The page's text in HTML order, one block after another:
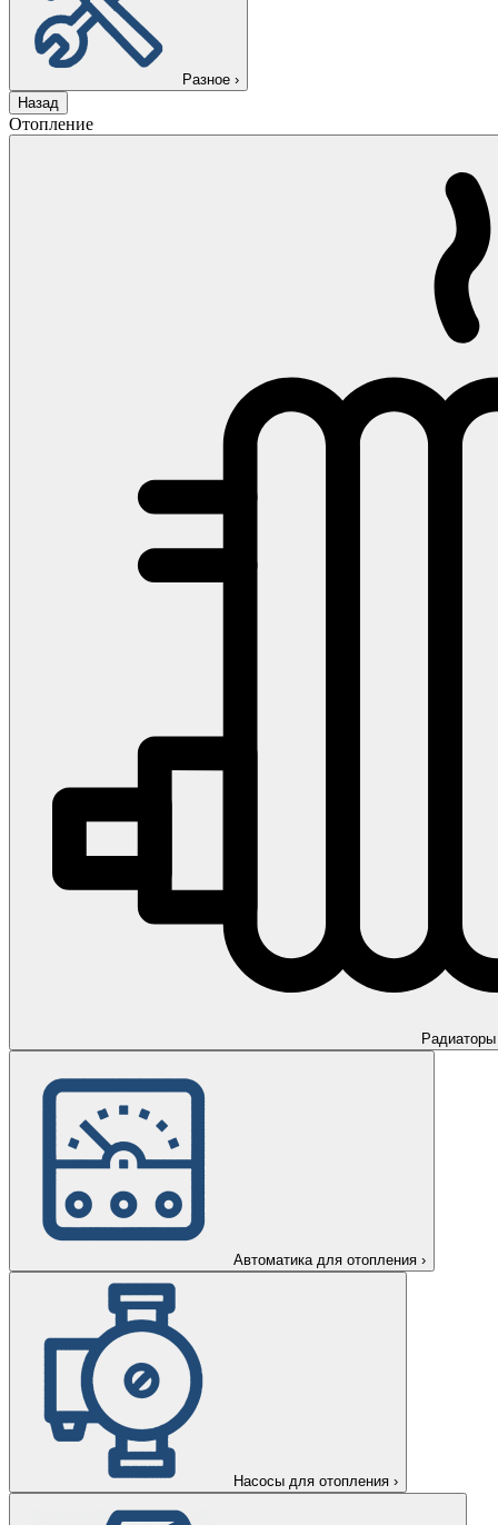
Разное ›
Назад
Отопление
Радиаторы
Автоматика для отопления ›
Насосы для отопления ›